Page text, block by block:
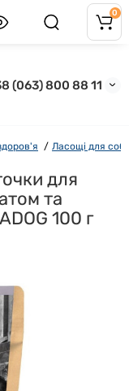
(063) 800 88 11
0
Ласощі для
для
та
100 г